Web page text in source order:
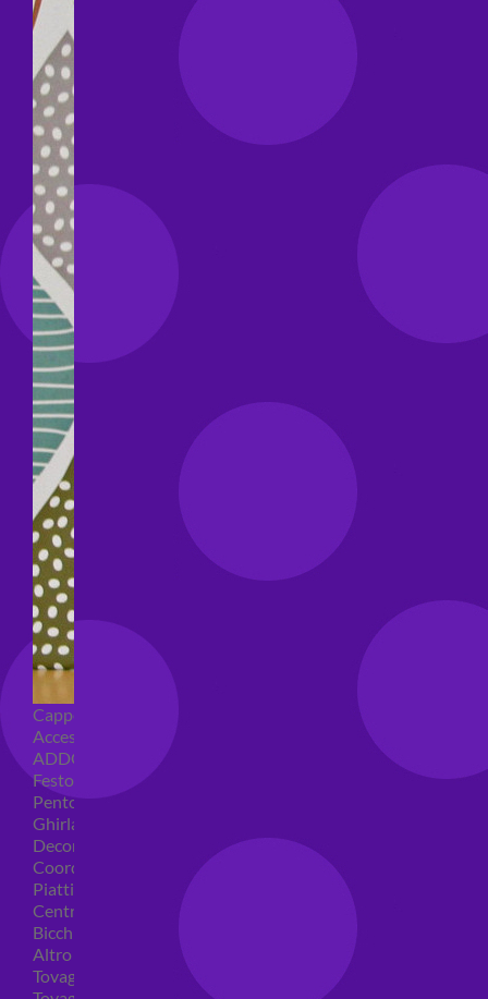
Cappellini per feste
Accessori per feste
ADDOBBI COMPLEANNO
Festoni compleanno
Pentolacce
Ghirlande decorative
Decorazioni tavola
Coordinati tavola per feste
Piatti compleanno
Centrotavola
Bicchieri feste
Altro
Tovaglioli